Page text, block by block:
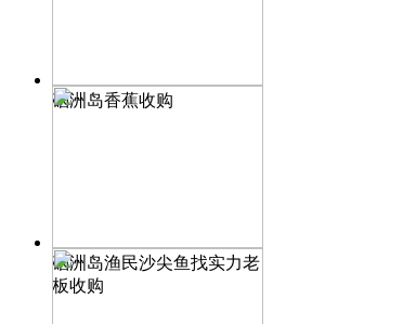
硇洲岛香蕉收购
硇洲岛渔民沙尖鱼找实力老
板收购